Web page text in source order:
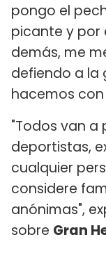
pongo el
picante y por
demás, me
defiendo a la
hacemos
"Todos van a
deportistas,
cualquier
considere
anónimas",
sobre Gran